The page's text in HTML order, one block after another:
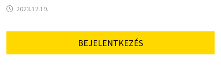
2023.12.19.
BEJELENTKEZÉS